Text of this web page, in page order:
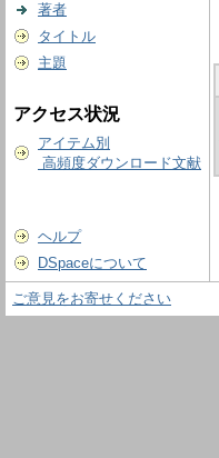
著者
タイトル
主題
アクセス状況
アイテム別
高頻度ダウンロード文献
ヘルプ
DSpaceについて
ご意見をお寄せください